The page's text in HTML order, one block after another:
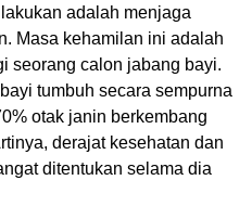
adalah menjaga
Masa kehamilan ini adalah
seorang calon jabang bayi.
tumbuh secara sempurna
otak janin berkembang
derajat kesehatan dan
ditentukan selama dia